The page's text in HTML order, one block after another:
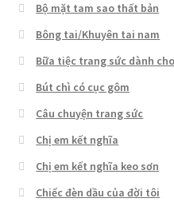
Bộ mặt tam sao thất bản
Bông tai/Khuyên tai nam
Bữa tiệc trang sức dành
Bút chì có cục gôm
Câu chuyện trang sức
Chị em kết nghĩa
Chị em kết nghĩa keo sơn
Chiếc đèn dầu của đời tôi